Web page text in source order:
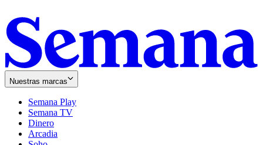
Nuestras marcas
Semana Play
Semana TV
Dinero
Arcadia